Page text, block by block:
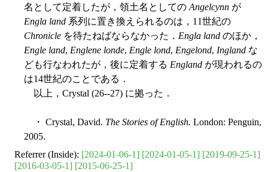
名として定着したが，領土名としての Angelcynn が
Engla land 系列に置き換えられるのは，11世紀の
Chronicle を待たねばならなかった． Engla land のほか，
Engle land, Englene londe, Engle lond, Engelond, Ingland な
ども行なわれたが，後に定着する England が現われるの
は14世紀のことである．
以上，Crystal (26--27) に拠った．
・ Crystal, David. The Stories of English. London: Penguin,
2005.
Referrer (Inside): [2024-01-06-1] [2024-01-05-1] [2019-09-25-1]
[2016-03-05-1] [2015-06-25-1]